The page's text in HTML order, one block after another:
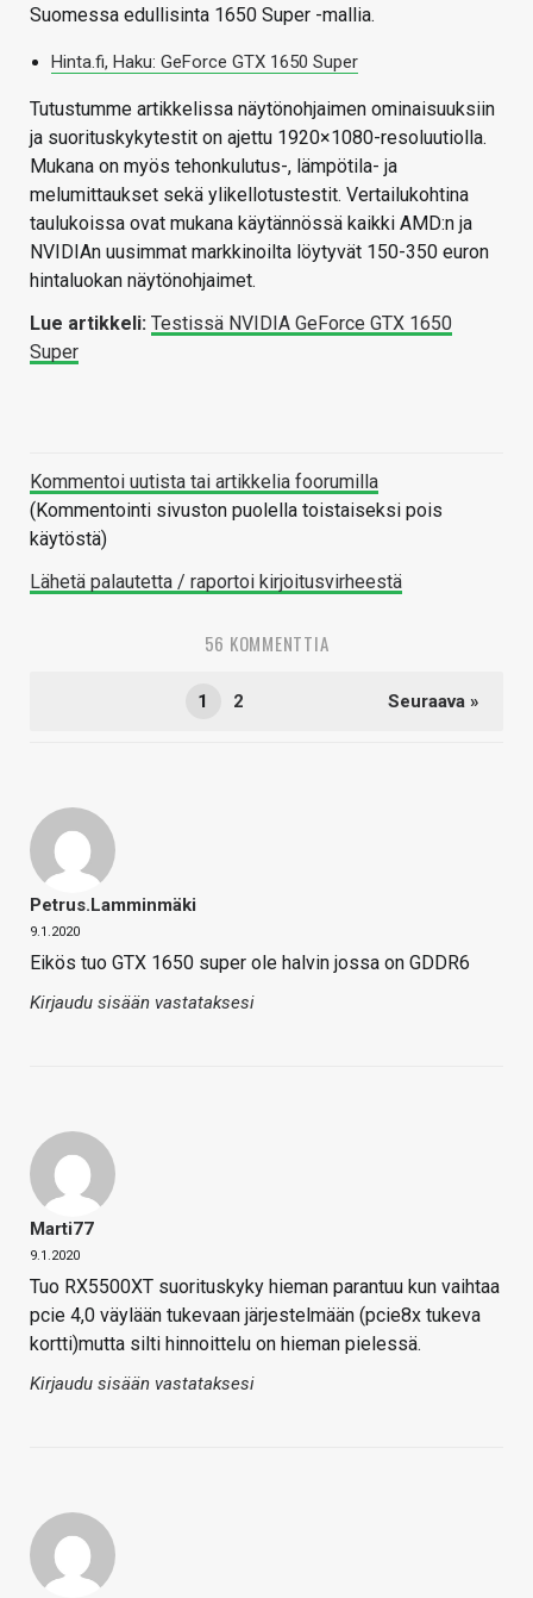
Suomessa edullisinta 1650 Super -mallia.
Hinta.fi, Haku: GeForce GTX 1650 Super
Tutustumme artikkelissa näytönohjaimen ominaisuuksiin
ja suorituskykytestit on ajettu 1920×1080-resoluutiolla.
Mukana on myös tehonkulutus-, lämpötila- ja
melumittaukset sekä ylikellotustestit. Vertailukohtina
taulukoissa ovat mukana käytännössä kaikki AMD:n ja
NVIDIAn uusimmat markkinoilta löytyvät 150-350 euron
hintaluokan näytönohjaimet.
Lue artikkeli: Testissä NVIDIA GeForce GTX 1650
Super
Kommentoi uutista tai artikkelia foorumilla
(Kommentointi sivuston puolella toistaiseksi pois
käytöstä)
Lähetä palautetta / raportoi kirjoitusvirheestä
56 KOMMENTTIA
1 2 Seuraava »
Petrus.Lamminmäki
9.1.2020
Eikös tuo GTX 1650 super ole halvin jossa on GDDR6
Kirjaudu sisään vastataksesi
Marti77
9.1.2020
Tuo RX5500XT suorituskyky hieman parantuu kun vaihtaa
pcie 4,0 väylään tukevaan järjestelmään (pcie8x tukeva
kortti)mutta silti hinnoittelu on hieman pielessä.
Kirjaudu sisään vastataksesi